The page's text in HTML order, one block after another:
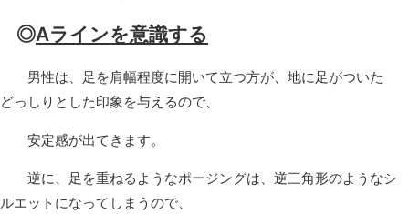
◎Aラインを意識する
男性は、足を肩幅程度に開いて立つ方が、地に足がついた
どっしりとした印象を与えるので、
安定感が出てきます。
逆に、足を重ねるようなポージングは、逆三角形のようなシ
ルエットになってしまうので、